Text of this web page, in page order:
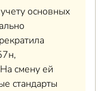
основных
смену ей
стандарты